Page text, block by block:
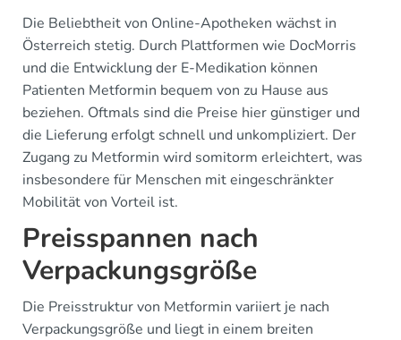
Die Beliebtheit von Online-Apotheken wächst in
Österreich stetig. Durch Plattformen wie DocMorris
und die Entwicklung der E-Medikation können
Patienten Metformin bequem von zu Hause aus
beziehen. Oftmals sind die Preise hier günstiger und
die Lieferung erfolgt schnell und unkompliziert. Der
Zugang zu Metformin wird somitorm erleichtert, was
insbesondere für Menschen mit eingeschränkter
Mobilität von Vorteil ist.
Preisspannen nach
Verpackungsgröße
Die Preisstruktur von Metformin variiert je nach
Verpackungsgröße und liegt in einem breiten